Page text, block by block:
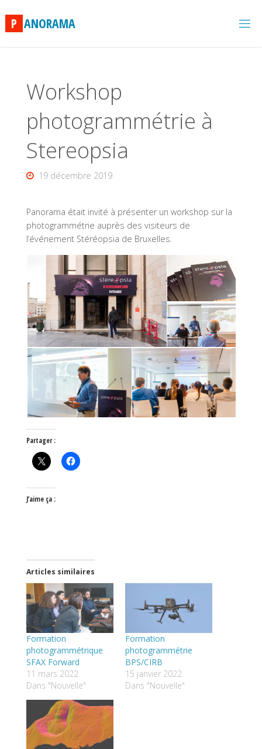
content
P ANORAMA
Workshop
photogrammétrie à
Stereopsia
19 décembre 2019
Panorama était invité à présenter un workshop sur la
photogrammétrie auprès des visiteurs de
l’événement Stéréopsia de Bruxelles.
Partager :
J’aime ça :
Articles similaires
Formation
photogrammétrique
SFAX Forward
11 mars 2022
Dans "Nouvelle"
Formation
photogrammétrie
BPS/CIRB
15 janvier 2022
Dans "Nouvelle"